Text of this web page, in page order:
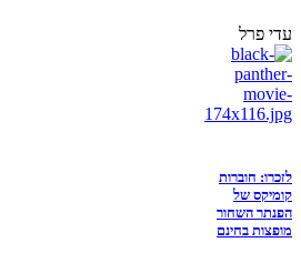
עדי פרל
לזכרו: חוברות
קומיקס של
הפנתר השחור
מופצות בחינם